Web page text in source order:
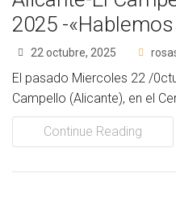
2025 -
22 octubre, 2025
El pasado Miercoles 22 /
Campello (Alicante), en el
Continue Reading